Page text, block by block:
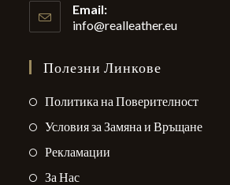
Email:
info@realleather.euOpens
Полезни Линкове
Политика на ПоверителностOpens
Условия за Замяна и ВръщанеOpens
Рекламации
За НасOpens